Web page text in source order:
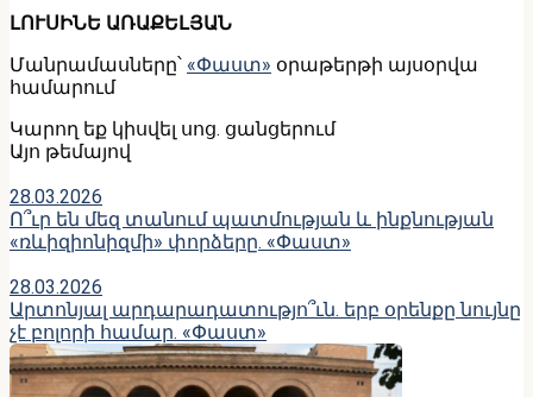
ԼՈՒՍԻՆԵ ԱՌԱՔԵԼՅԱՆ
Մանրամասները՝ «Փաստ» օրաթերթի այսօրվա
համարում
Կարող եք կիսվել սոց․ ցանցերում
Այո թեմայով
28.03.2026
Ո՞ւր են մեզ տանում պատմության և ինքնության
«ռևիզիոնիզմի» փորձերը. «Փաստ»
28.03.2026
Արտոնյալ արդարադատությո՞ւն. երբ օրենքը նույնը
չէ բոլորի համար. «Փաստ»